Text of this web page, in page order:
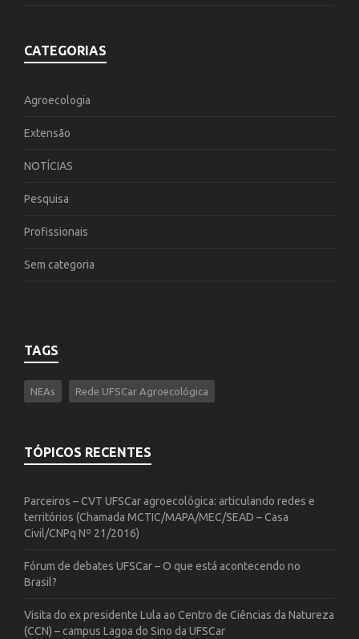
CATEGORIAS
Agroecologia
Extensão
NOTÍCIAS
Pesquisa
Profissionais
Sem categoria
TAGS
NEAs Rede UFSCar Agroecológica
TÓPICOS RECENTES
Parceiros – CVT UFSCar agroecológica: articulando redes e
territórios (Chamada MCTIC/MAPA/MEC/SEAD – Casa
Civil/CNPq Nº 21/2016)
Fórum de debates UFSCar – O que está acontecendo no
Brasil?
Visita do ex presidente Lula ao Centro de Ciências da Natureza
(CCN) – campus Lagoa do Sino da UFSCar